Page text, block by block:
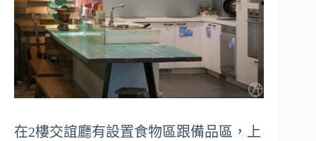
在2樓交誼廳有設置食物區跟備品區，上